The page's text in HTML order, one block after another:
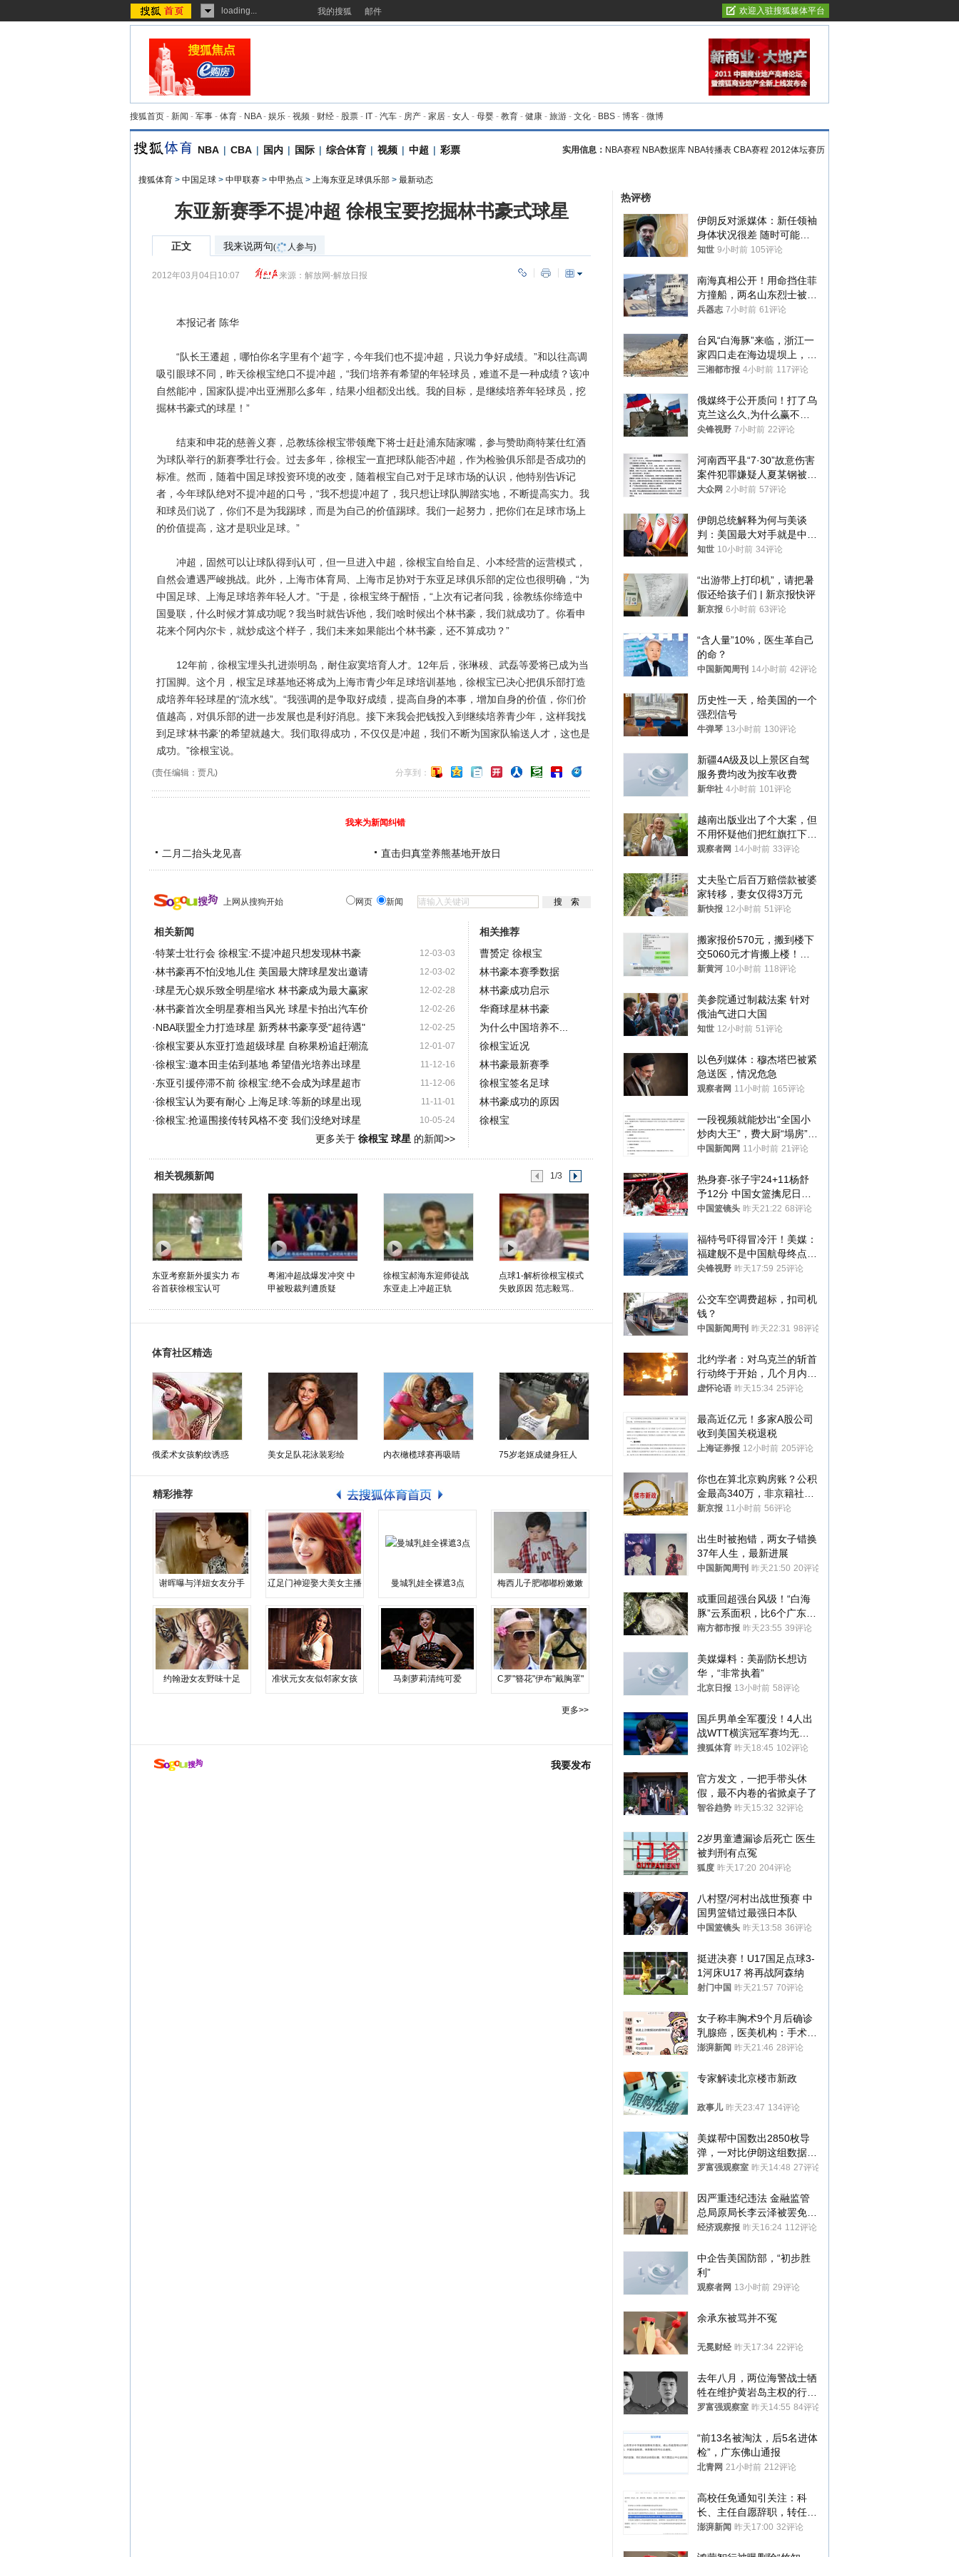
loading... 我的搜狐 邮件 欢迎入驻搜狐媒体平台
搜狐首页 - 新闻 - 军事 - 体育 - NBA- 娱乐 - 视频 - 财经 - 股票 - IT - 汽车 - 房产 - 家居 - 女人 - 母婴 - 教育 - 健康 - 旅游 - 文化 - BBS - 博客 - 微博
NBA | CBA | 国内 | 国际 | 综合体育 | 视频 | 中超 | 彩票 实用信息： NBA赛程 NBA数据库 NBA转播表 CBA赛程 2012体坛赛历
搜狐体育 > 中国足球 > 中甲联赛 > 中甲热点 > 上海东亚足球俱乐部 > 最新动态
东亚新赛季不提冲超 徐根宝要挖掘林书豪式球星
正文 我来说两句( 人参与)
2012年03月04日10:07 来源： 解放网-解放日报
本报记者 陈华
“队长王遷超，哪怕你名字里有个‘超’字，今年我们也不提冲超，只说力争好成绩。”和以往高调
吸引眼球不同，昨天徐根宝绝口不提冲超，“我们培养有希望的年轻球员，难道不是一种成绩？该冲
自然能冲，国家队提冲出亚洲那么多年，结果小组都没出线。我的目标，是继续培养年轻球员，挖
掘林书豪式的球星！”
结束和申花的慈善义赛，总教练徐根宝带领麾下将士赶赴浦东陆家嘴，参与赞助商特莱仕红酒
为球队举行的新赛季壮行会。过去多年，徐根宝一直把球队能否冲超，作为检验俱乐部是否成功的
标准。然而，随着中国足球投资环境的改变，随着根宝自己对于足球市场的认识，他特别告诉记
者，今年球队绝对不提冲超的口号，“我不想提冲超了，我只想让球队脚踏实地，不断提高实力。我
和球员们说了，你们不是为我踢球，而是为自己的价值踢球。我们一起努力，把你们在足球市场上
的价值提高，这才是职业足球。”
冲超，固然可以让球队得到认可，但一旦进入中超，徐根宝自给自足、小本经营的运营模式，
自然会遭遇严峻挑战。此外，上海市体育局、上海市足协对于东亚足球俱乐部的定位也很明确，“为
中国足球、上海足球培养年轻人才。”于是，徐根宝终于醒悟，“上次有记者问我，徐教练你缔造中
国曼联，什么时候才算成功呢？我当时就告诉他，我们啥时候出个林书豪，我们就成功了。你看申
花来个阿内尔卡，就炒成这个样子，我们未来如果能出个林书豪，还不算成功？”
12年前，徐根宝埋头扎进崇明岛，耐住寂寞培育人才。12年后，张琳秡、武磊等爱将已成为当
打国脚。这个月，根宝足球基地还将成为上海市青少年足球培训基地，徐根宝已决心把俱乐部打造
成培养年轻球星的“流水线”。“我强调的是争取好成绩，提高自身的本事，增加自身的价值，你们价
值越高，对俱乐部的进一步发展也是利好消息。接下来我会把钱投入到继续培养青少年，这样我找
到足球‘林书豪’的希望就越大。我们取得成功，不仅仅是冲超，我们不断为国家队输送人才，这也是
成功。”徐根宝说。
(责任编辑：贾凡) 分享到：
我来为新闻纠错
二月二抬头龙见喜 直击归真堂养熊基地开放日
上网从搜狗开始 网页 新闻
相关新闻
12-03-03
·特莱士壮行会 徐根宝:不提冲超只想发现林书豪
12-03-02
·林书豪再不怕没地儿住 美国最大牌球星发出邀请
12-02-28
·球星无心娱乐致全明星缩水 林书豪成为最大赢家
12-02-26
·林书豪首次全明星赛相当风光 球星卡拍出汽车价
12-02-25
·NBA联盟全力打造球星 新秀林书豪享受"超待遇"
12-01-07
·徐根宝要从东亚打造超级球星 自称果粉追赶潮流
11-12-16
·徐根宝:邀本田圭佑到基地 希望借光培养出球星
11-12-06
·东亚引援停滞不前 徐根宝:绝不会成为球星超市
11-11-01
·徐根宝认为要有耐心 上海足球:等新的球星出现
10-05-24
·徐根宝:抢逼围接传转风格不变 我们没绝对球星
更多关于 徐根宝 球星 的新闻>>
相关推荐
曹赟定 徐根宝
林书豪本赛季数据
林书豪成功启示
华裔球星林书豪
为什么中国培养不...
徐根宝近况
林书豪最新赛季
徐根宝签名足球
林书豪成功的原因
徐根宝
相关视频新闻 1/3
东亚考察新外援实力 布
谷首获徐根宝认可
粤湘冲超战爆发冲突 中
甲被殴裁判遭质疑
徐根宝郝海东迎师徒战
东亚走上冲超正轨
点球1-解析徐根宝模式
失败原因 范志毅骂..
体育社区精选
俄柔术女孩豹纹诱惑 美女足队花泳装彩绘 内衣橄榄球赛再吸睛 75岁老妪成健身狂人
精彩推荐
谢晖曝与洋妞女友分手 辽足门神迎娶大美女主播 曼城乳娃全裸遮3点 梅西儿子肥嘟嘟粉嫩嫩
约翰逊女友野味十足 准状元女友似邻家女孩 马刺萝莉清纯可爱 C罗"簪花"伊布"戴胸罩"
更多>>
我要发布
热评榜
伊朗反对派媒体：新任领袖
身体状况很差 随时可能离
世
知世 9小时前 105评论
南海真相公开！用命挡住菲
方撞船，两名山东烈士被授
武警最高荣誉
兵器志 7小时前 61评论
台风“白海豚”来临，浙江一
家四口走在海边堤坝上，其
中9岁男孩被巨浪卷入海
三湘都市报 4小时前 117评论
俄媒终于公开质问！打了乌
克兰这么久,为什么赢不了?
答案令人沉默
尖锋视野 7小时前 22评论
河南西平县“7·30”故意伤害
案件犯罪嫌疑人夏某钢被抓
获
大众网 2小时前 57评论
伊朗总统解释为何与美谈
判：美国最大对手就是中
国，但他们也在对话
知世 10小时前 34评论
“出游带上打印机”，请把暑
假还给孩子们 | 新京报快评
新京报 6小时前 63评论
“含人量”10%，医生革自己
的命？
中国新闻周刊 14小时前 42评论
历史性一天，给美国的一个
强烈信号
牛弹琴 13小时前 130评论
新疆4A级及以上景区自驾
服务费均改为按车收费
新华社 4小时前 101评论
越南出版业出了个大案，但
不用怀疑他们把红旗扛下去
的决心
观察者网 14小时前 33评论
丈夫坠亡后百万赔偿款被婆
家转移，妻女仅得3万元
新快报 12小时前 51评论
搬家报价570元，搬到楼下
交5060元才肯搬上楼！女
子傻眼了……
新黄河 10小时前 118评论
美参院通过制裁法案 针对
俄油气进口大国
知世 12小时前 51评论
以色列媒体：穆杰塔巴被紧
急送医，情况危急
观察者网 11小时前 165评论
一段视频就能炒出“全国小
炒肉大王”，费大厨“塌房”了
吗？
中国新闻网 11小时前 21评论
热身赛-张子宇24+11杨舒
予12分 中国女篮擒尼日利
亚
中国篮镜头 昨天21:22 68评论
福特号吓得冒冷汗！美媒：
福建舰不是中国航母终点，
而是新起点！
尖锋视野 昨天17:59 25评论
公交车空调费超标，扣司机
钱？
中国新闻周刊 昨天22:31 98评论
北约学者：对乌克兰的斩首
行动终于开始，几个月内乌
将投降
虚怀论语 昨天15:34 25评论
最高近亿元！多家A股公司
收到美国关税退税
上海证券报 12小时前 205评论
你也在算北京购房账？公积
金最高340万，非京籍社保
1年
新京报 11小时前 56评论
出生时被抱错，两女子错换
37年人生，最新进展
中国新闻周刊 昨天21:50 20评论
或重回超强台风级！“白海
豚”云系面积，比6个广东还
大！深圳官方：注意这件事
南方都市报 昨天23:55 39评论
美媒爆料：美副防长想访
华，“非常执着”
北京日报 13小时前 58评论
国乒男单全军覆没！4人出
战WTT横滨冠军赛均无缘
八强
搜狐体育 昨天18:45 102评论
官方发文，一把手带头休
假，最不内卷的省掀桌子了
智谷趋势 昨天15:32 32评论
2岁男童遭漏诊后死亡 医生
被判刑有点冤
狐度 昨天17:20 204评论
八村塁/河村出战世预赛 中
国男篮错过最强日本队
中国篮镜头 昨天13:58 36评论
挺进决赛！U17国足点球3-
1河床U17 将再战阿森纳
射门中国 昨天21:57 70评论
女子称丰胸术9个月后确诊
乳腺癌，医美机构：手术不
可能引发癌症，建议走司法
澎湃新闻 昨天21:46 28评论
专家解读北京楼市新政
政事儿 昨天23:47 134评论
美媒帮中国数出2850枚导
弹，一对比伊朗这组数据，
发现出大事了
罗富强观察室 昨天14:48 27评论
因严重违纪违法 金融监管
总局原局长李云泽被罢免全
国人大代表
经济观察报 昨天16:24 112评论
中企告美国防部，“初步胜
利”
观察者网 13小时前 29评论
余承东被骂并不冤
无冕财经 昨天17:34 22评论
去年八月，两位海警战士牺
牲在维护黄岩岛主权的行动
中
罗富强观察室 昨天14:55 84评论
“前13名被淘汰，后5名进体
检”，广东佛山通报
北青网 21小时前 212评论
高校任免通知引关注：科
长、主任自愿辞职，转任思
政辅导员
澎湃新闻 昨天17:00 32评论